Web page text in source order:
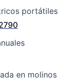
portátiles
en molinos